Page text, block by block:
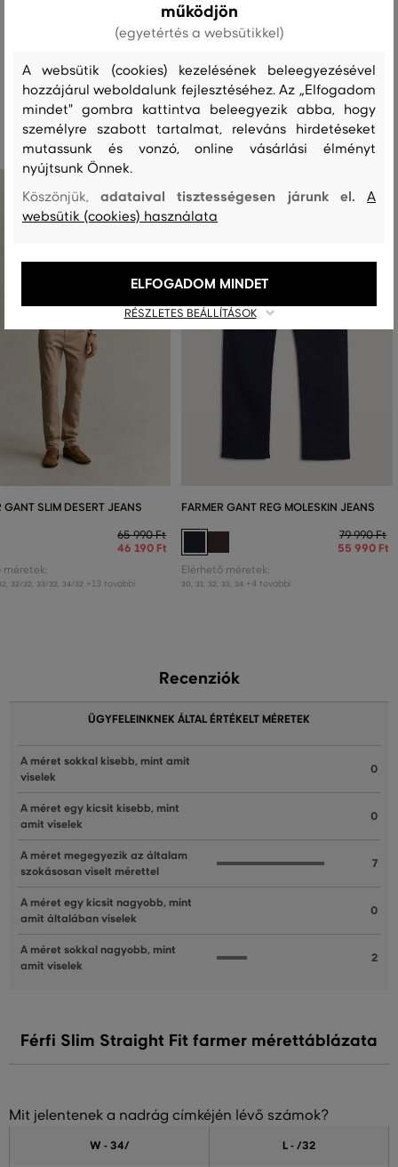
SZÁRÍTÁS
Ajánlott termékek
GANT SLIM DESERT JEANS
65 990 Ft
46 190 Ft
méretek:
32/32 33/32 34/32 +13 további
FARMER GANT REG MOLESKIN JEANS
79 990 Ft
55 990 Ft
Elérhető méretek:
30 31 32 33 34 +4 további
Recenziók
ÜGYFELEINKNEK ÁLTAL ÉRTÉKELT MÉRETEK
A méret sokkal kisebb, mint amit
viselek
0
A méret egy kicsit kisebb, mint
amit viselek
0
A méret megegyezik az általam
szokásosan viselt mérettel
7
A méret egy kicsit nagyobb, mint
amit általában viselek
0
A méret sokkal nagyobb, mint
amit viselek
2
Férfi Slim Straight Fit farmer mérettáblázata
Mit jelentenek a nadrág címkéjén lévő számok?
W - 34/ L - /32
működjön
(egyetértés a websütikkel)
A websütik (cookies) kezelésének beleegyezésével
hozzájárul weboldalunk fejlesztéséhez. Az „Elfogadom
mindet" gombra kattintva beleegyezik abba, hogy
személyre szabott tartalmat, releváns hirdetéseket
mutassunk és vonzó, online vásárlási élményt
nyújtsunk Önnek.
Köszönjük,adataival tisztességesen járunk el.A
websütik (cookies) használata
RÉSZLETES BEÁLLÍTÁSOK
ELFOGADOM MINDET